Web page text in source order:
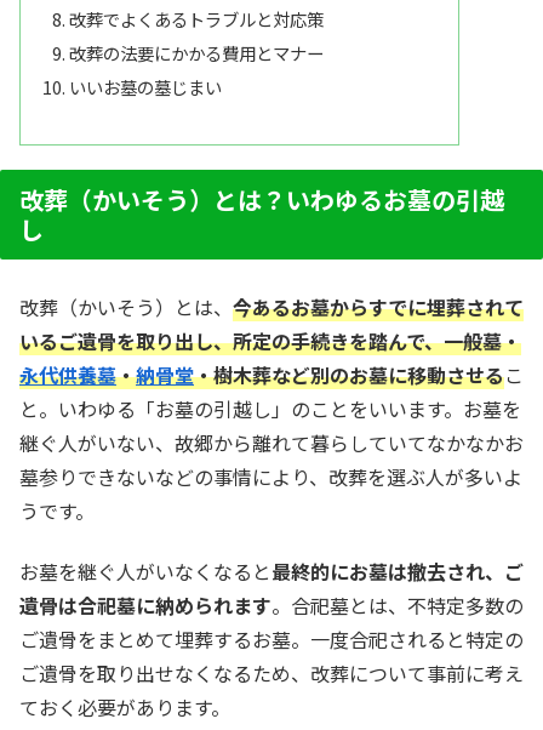
改葬でよくあるトラブルと対応策
改葬の法要にかかる費用とマナー
いいお墓の墓じまい
改葬（かいそう）とは？いわゆるお墓の引越
し
改葬（かいそう）とは、 今あるお墓からすでに埋葬されて
いるご遺骨を取り出し、所定の手続きを踏んで、一般墓・
永代供養墓・納骨堂・樹木葬など別のお墓に移動させるこ
と。いわゆる「お墓の引越し」のことをいいます。お墓を
継ぐ人がいない、故郷から離れて暮らしていてなかなかお
墓参りできないなどの事情により、改葬を選ぶ人が多いよ
うです。
お墓を継ぐ人がいなくなると最終的にお墓は撤去され、ご
遺骨は合祀墓に納められます。合祀墓とは、不特定多数の
ご遺骨をまとめて埋葬するお墓。一度合祀されると特定の
ご遺骨を取り出せなくなるため、改葬について事前に考え
ておく必要があります。